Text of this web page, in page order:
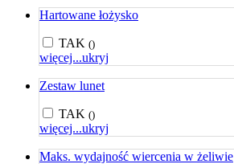
Hartowane łożysko
TAK ()
więcej...ukryj
Zestaw lunet
TAK ()
więcej...ukryj
Maks. wydajność wiercenia w żeliwie